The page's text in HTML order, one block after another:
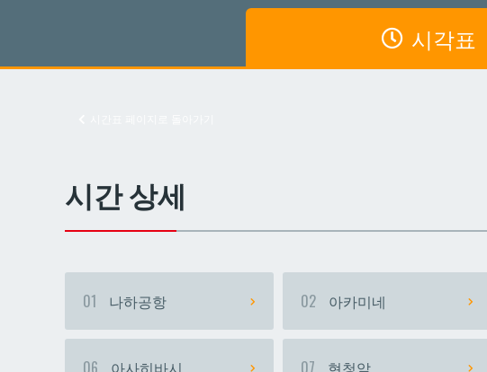
시립병원앞
시립병원앞
시각표
시간 상세
01 나하공항 02 아카미네
06 아사히바시 07 현청앞